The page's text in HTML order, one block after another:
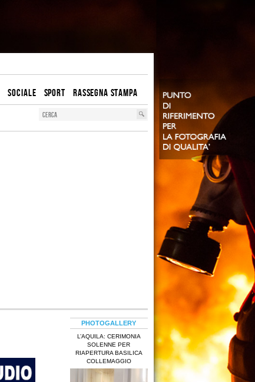
SOCIALE SPORT RASSEGNA STAMPA
PHOTOGALLERY
L’AQUILA: CERIMONIA
SOLENNE PER
RIAPERTURA BASILICA
COLLEMAGGIO